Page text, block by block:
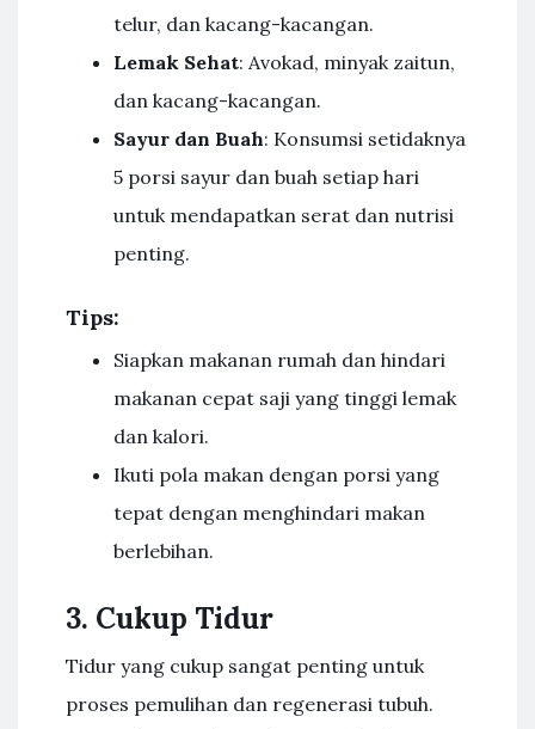
telur, dan kacang-kacangan.
Lemak Sehat: Avokad, minyak zaitun,
dan kacang-kacangan.
Sayur dan Buah: Konsumsi setidaknya
5 porsi sayur dan buah setiap hari
untuk mendapatkan serat dan nutrisi
penting.
Tips:
Siapkan makanan rumah dan hindari
makanan cepat saji yang tinggi lemak
dan kalori.
Ikuti pola makan dengan porsi yang
tepat dengan menghindari makan
berlebihan.
3. Cukup Tidur
Tidur yang cukup sangat penting untuk
proses pemulihan dan regenerasi tubuh.